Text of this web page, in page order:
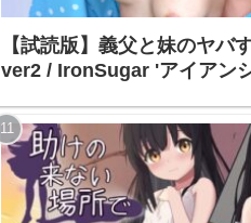
【試読版】義父と妹のヤバ
ver2 / IronSugar 'アイアン